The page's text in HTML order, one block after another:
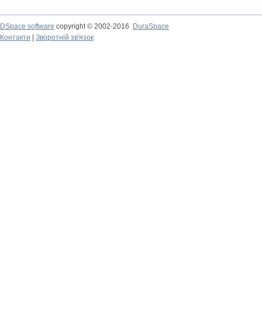
DSpace software copyright © 2002-2016
DuraSpace
Контакти
Зворотній зв'язок